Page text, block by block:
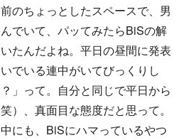
のちょっとしたスペースで、男
でいて、パッてみたらBiSの解
たんだよね。平日の昼間に発表
でいる連中がいてびっくりし
」って。自分と同じで平日から
）、真面目な態度だと思って。
にも、BiSにハマっているやつ